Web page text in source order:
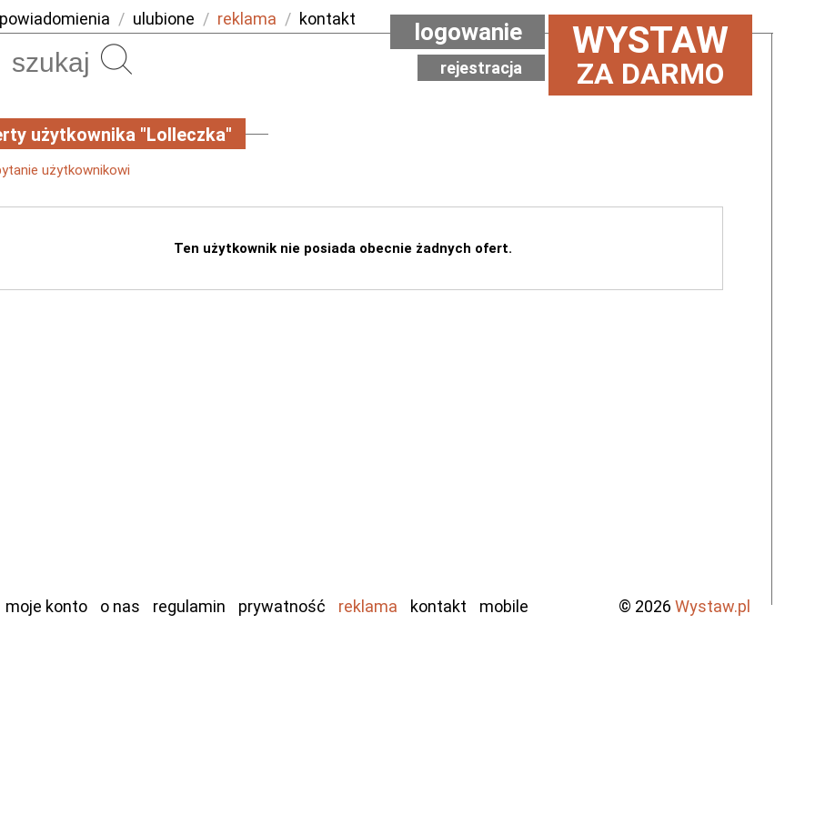
powiadomienia / ulubione / reklama / kontakt WYSTAW
ZA DARMO
logowanie
rejestracja
użytkownika "Lolleczka"
użytkownikowi
Ten użytkownik nie posiada obecnie żadnych ofert.
moje konto o nas regulamin prywatność reklama kontakt mobile © 2026 Wystaw.pl